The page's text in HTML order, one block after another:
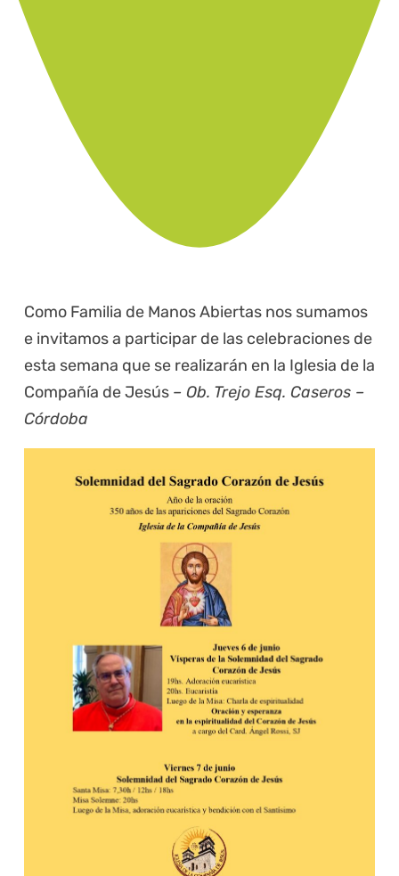
Como Familia de Manos Abiertas nos sumamos
e invitamos a participar de las celebraciones de
esta semana que se realizarán en la Iglesia de la
Compañía de Jesús – Ob. Trejo Esq. Caseros –
Córdoba